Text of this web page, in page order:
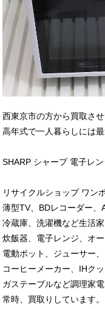
西東京市の方から買取さ
高年式で一人暮らしには最
SHARP シャープ 電子レ
リサイクルショップ ワン
薄型TV、BDレコーダー、
冷蔵庫、洗濯機など生活家
炊飯器、電子レンジ、オ
電動ポット、ジューサー
コーヒーメーカー、IHク
ガステーブルなど調理家電
常時、買取りしています。